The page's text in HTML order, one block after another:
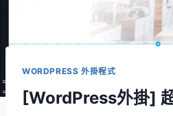
WORDPRESS 外掛程式
[WordPress外掛]